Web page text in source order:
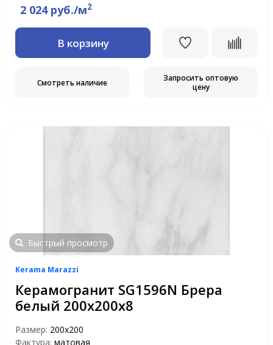
2 024 руб./м2
В корзину
Смотреть наличие
Запросить оптовую
цену
Быстрый просмотр
Kerama Marazzi
Керамогранит SG1596N Брера
белый 200х200х8
Размер: 200x200
Фактура: матовая